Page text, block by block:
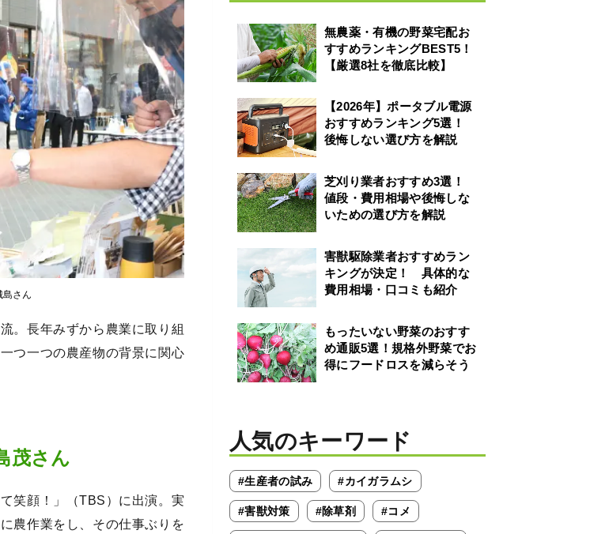
島さん
。長年みずから農業に取り組
つ一つの農産物の背景に関心
茂さん
笑顔！」（TBS）に出演。実
農作業をし、その仕事ぶりを
無農薬・有機の野菜宅配お
すすめランキングBEST5！
【厳選8社を徹底比較】
【2026年】ポータブル電源
おすすめランキング5選！
後悔しない選び方を解説
芝刈り業者おすすめ3選！
値段・費用相場や後悔しな
いための選び方を解説
害獣駆除業者おすすめラン
キングが決定！ 具体的な
費用相場・口コミも紹介
もったいない野菜のおすす
め通販5選！規格外野菜でお
得にフードロスを減らそう
人気のキーワード
#生産者の試み #カイガラムシ
#害獣対策 #除草剤 #コメ